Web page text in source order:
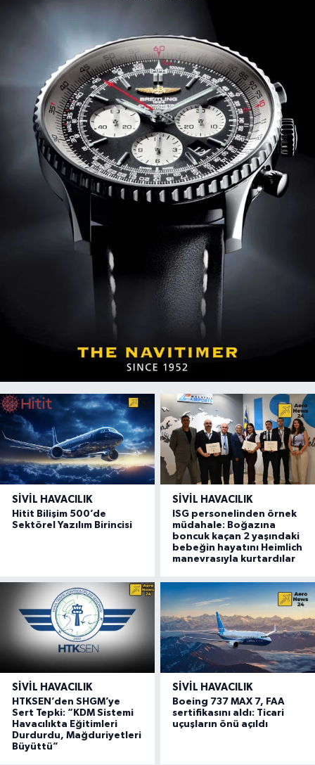
SIVIL HAVACILIK
Hitit Bilişim 500’de
Sektörel Yazılım Birincisi
SIVIL HAVACILIK
ISG personelinden örnek
müdahale: Boğazına
boncuk kaçan 2 yaşındaki
bebeğin hayatını Heimlich
manevrasıyla kurtardılar
SIVIL HAVACILIK
HTKSEN’den SHGM’ye
Sert Tepki: “KDM Sistemi
Havacılıkta Eğitimleri
Durdurdu, Mağduriyetleri
Büyüttü”
SIVIL HAVACILIK
Boeing 737 MAX 7, FAA
sertifikasını aldı: Ticari
uçuşların önü açıldı